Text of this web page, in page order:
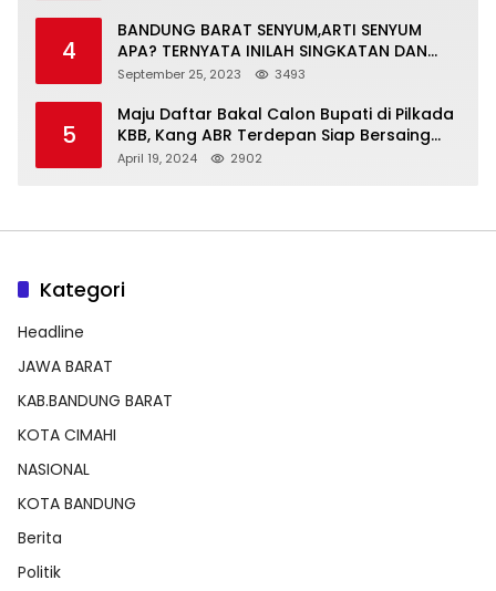
4
BANDUNG BARAT SENYUM,ARTI SENYUM
APA? TERNYATA INILAH SINGKATAN DAN
MAKNANYA
September 25, 2023 3493
5
Maju Daftar Bakal Calon Bupati di Pilkada
KBB, Kang ABR Terdepan Siap Bersaing
Dengan Balon Lainnya
April 19, 2024 2902
Kategori
Headline
JAWA BARAT
KAB.BANDUNG BARAT
KOTA CIMAHI
NASIONAL
KOTA BANDUNG
Berita
Politik